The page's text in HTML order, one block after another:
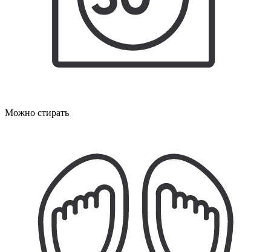
Можно стирать